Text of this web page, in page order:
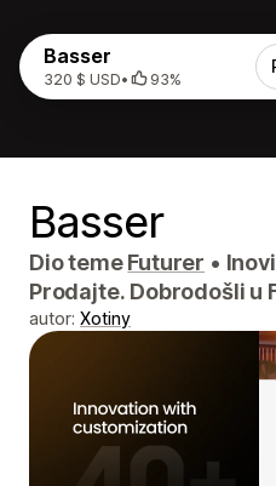
Basser
320 $ USD• 93%
Basser
Dio temeFuturer •
Prodajte. Dobrodošli u
autor: Xotiny